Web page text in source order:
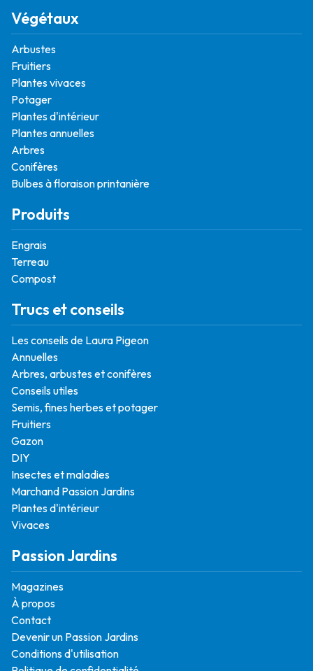
Végétaux
Arbustes
Fruitiers
Plantes vivaces
Potager
Plantes d'intérieur
Plantes annuelles
Arbres
Conifères
Bulbes à floraison printanière
Produits
Engrais
Terreau
Compost
Trucs et conseils
Les conseils de Laura Pigeon
Annuelles
Arbres, arbustes et conifères
Conseils utiles
Semis, fines herbes et potager
Fruitiers
Gazon
DIY
Insectes et maladies
Marchand Passion Jardins
Plantes d'intérieur
Vivaces
Passion Jardins
Magazines
À propos
Contact
Devenir un Passion Jardins
Conditions d'utilisation